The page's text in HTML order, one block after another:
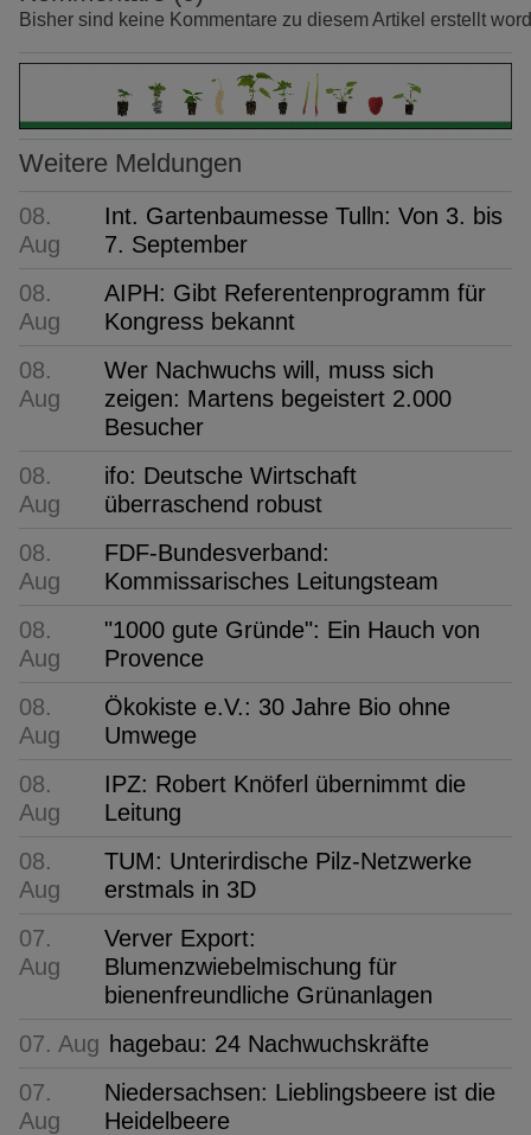
Bisher sind keine Kommentare zu diesem Artikel erstellt
Weitere Meldungen
08.
Aug
Int. Gartenbaumesse Tulln: Von 3. bis
7. September
08.
Aug
AIPH: Gibt Referentenprogramm für
Kongress bekannt
08.
Aug
Wer Nachwuchs will, muss sich
zeigen: Martens begeistert 2.000
Besucher
08.
Aug
ifo: Deutsche Wirtschaft
überraschend robust
08.
Aug
FDF-Bundesverband:
Kommissarisches Leitungsteam
08.
Aug
"1000 gute Gründe": Ein Hauch von
Provence
08.
Aug
Ökokiste e.V.: 30 Jahre Bio ohne
Umwege
08.
Aug
IPZ: Robert Knöferl übernimmt die
Leitung
08.
Aug
TUM: Unterirdische Pilz-Netzwerke
erstmals in 3D
07.
Aug
Verver Export:
Blumenzwiebelmischung für
bienenfreundliche Grünanlagen
07. Aug hagebau: 24 Nachwuchskräfte
07.
Aug
Niedersachsen: Lieblingsbeere ist die
Heidelbeere